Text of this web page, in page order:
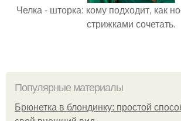
Челка - шторка: кому подходит, как
стрижками сочетать.
Популярные материалы
Брюнетка в блондинку: простой